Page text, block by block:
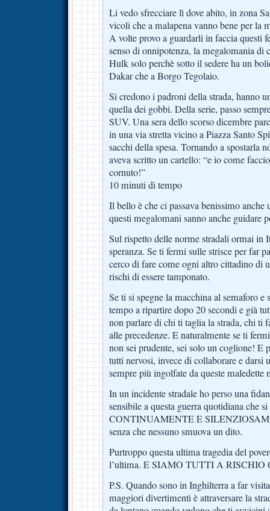
Li vedo sfrecciare lì dove abito, in zona
vicoli che a malapena vanno bene per la
A volte provo a guardarli in faccia questi
senso di onnipotenza, la megalomania di
Hulk solo perchè sotto il sedere ha un
Dakar che a Borgo Tegolaio.
Si credono i padroni della strada, hanno
quella dei gobbi. Della serie, passo
SUV. Una sera dello scorso dicembre
in una via stretta vicino a Piazza Santo
sacchi della spesa. Tornando a spostarla
aveva scritto un cartello: “e io come
cornuto!”
10 minuti di tempo
Il bello è che ci passava benissimo
questi megalomani sanno anche guidare
Sul rispetto delle norme stradali ormai in
speranza. Se ti fermi sulle strisce per far
cerco di fare come ogni altro cittadino di
rischi di essere tamponato.
Se ti si spegne la macchina al semaforo e
tempo a ripartire dopo 20 secondi e già
non parlare di chi ti taglia la strada, chi ti
alle precedenze. E naturalmente se ti
non sei prudente, sei solo un coglione! E
tutti nervosi, invece di collaborare e darsi
sempre più ingolfate da queste maledette
In un incidente stradale ho perso una
sensibile a questa guerra quotidiana che
CONTINUAMENTE E
senza che nessuno smuova un dito.
Purtroppo questa ultima tragedia del
l’ultima. E SIAMO TUTTI A
P.S. Quando sono in Inghilterra a far
maggiori divertimenti è attraversare la